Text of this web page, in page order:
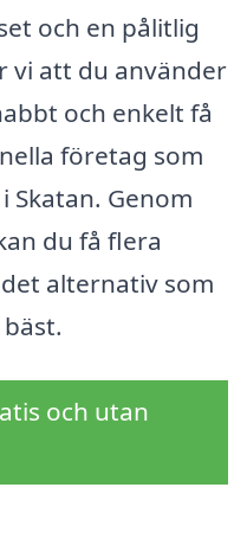
och en pålitlig
vi att du använder
och enkelt få
företag som
Genom
du få flera
alternativ som
och utan